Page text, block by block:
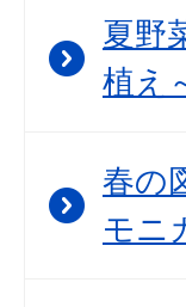
夏野
植え
春の
モニ